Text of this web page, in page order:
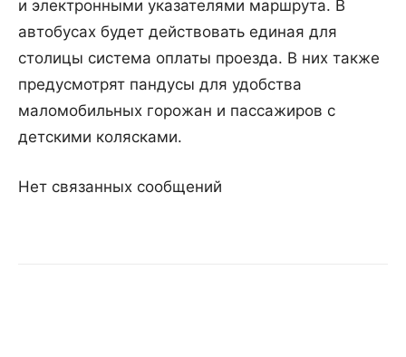
и электронными указателями маршрута. В
автобусах будет действовать единая для
столицы система оплаты проезда. В них также
предусмотрят пандусы для удобства
маломобильных горожан и пассажиров с
детскими колясками.
Нет связанных сообщений